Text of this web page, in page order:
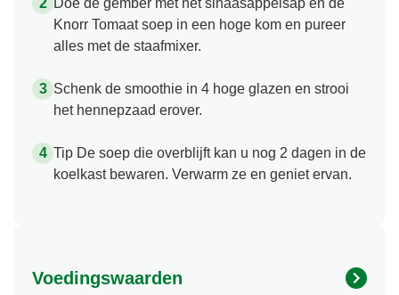
Doe de gember met het sinaasappelsap en de
Knorr Tomaat soep in een hoge kom en pureer
alles met de staafmixer.
Schenk de smoothie in 4 hoge glazen en strooi
het hennepzaad erover.
Tip De soep die overblijft kan u nog 2 dagen in de
koelkast bewaren. Verwarm ze en geniet ervan.
Voedingswaarden